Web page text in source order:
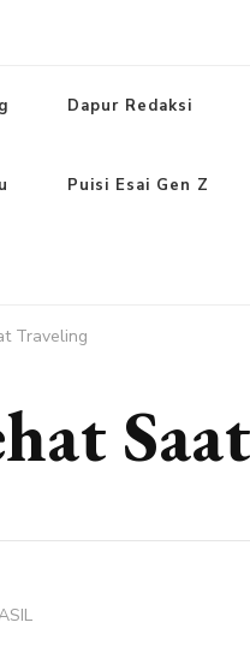
Dapur Redaksi
Puisi Esai Gen Z
Traveling